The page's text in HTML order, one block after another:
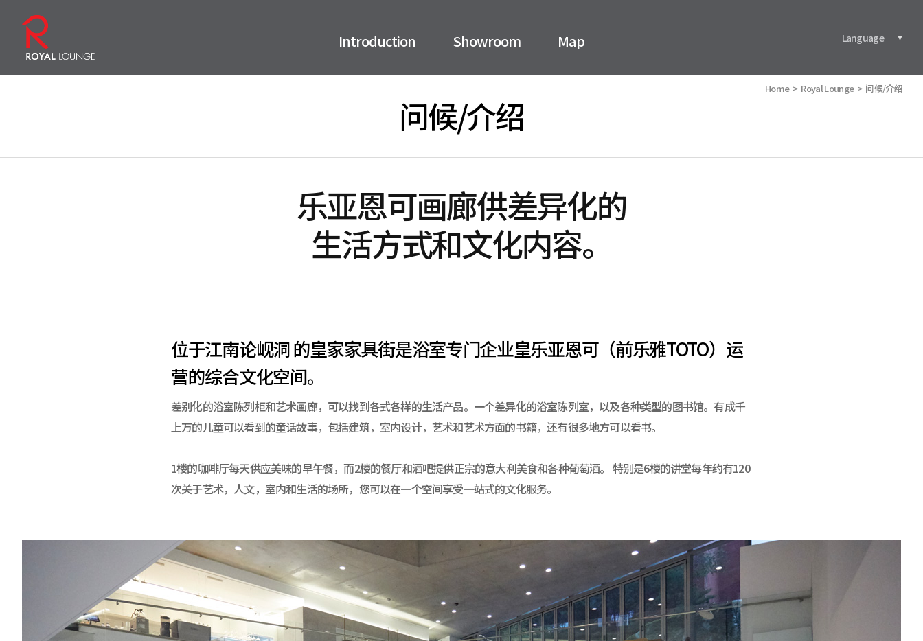
Introduction Showroom Map Language
Home Royal Lounge 问候/介绍
问候/介绍
乐亚恩可画廊供差异化的
生活方式和文化内容。
位于江南论岘洞 的皇家家具街是浴室专门企业皇乐亚恩可（前乐雅TOTO）运
营的综合文化空间。
差别化的浴室陈列柜和艺术画廊，可以找到各式各样的生活产品。一个差异化的浴室陈列室，以及各种类型的图书馆。有成千
上万的儿童可以看到的童话故事，包括建筑，室内设计，艺术和艺术方面的书籍，还有很多地方可以看书。
1楼的咖啡厅每天供应美味的早午餐，而2楼的餐厅和酒吧提供正宗的意大利美食和各种葡萄酒。 特别是6楼的讲堂每年约有120
次关于艺术，人文，室内和生活的场所，您可以在一个空间享受一站式的文化服务。